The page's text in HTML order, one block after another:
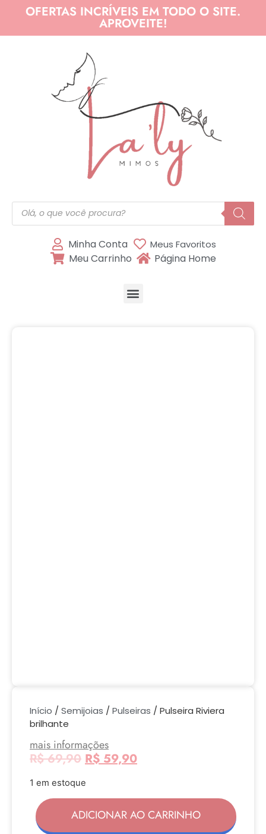
OFERTAS INCRÍVEIS EM TODO O SITE.
APROVEITE!
Minha Conta Meus Favoritos
Meu Carrinho Página Home
Início /Semijoias /Pulseiras / Pulseira Riviera
brilhante
mais informações
R$69,90 R$ 59,90
1 em estoque
ADICIONAR AO CARRINHO